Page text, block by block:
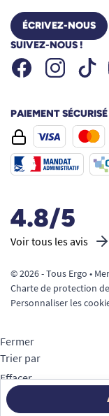
ÉCRIVEZ-NOUS
SUIVEZ-NOUS !
Facebook
PAIEMENT
4.8/5
Voir tous les avis
© 2026 - Tous Ergo •
Charte de protection
Personnaliser les
Fermer
Trier par
Effacer
Appliquer
Filtrer